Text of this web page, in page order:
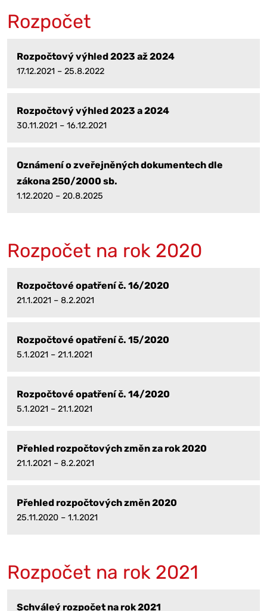
Rozpočet
Rozpočtový výhled 2023 až 2024
17.12.2021 – 25.8.2022
Rozpočtový výhled 2023 a 2024
30.11.2021 – 16.12.2021
Oznámení o zveřejněných dokumentech dle
zákona 250/2000 sb.
1.12.2020 – 20.8.2025
Rozpočet na rok 2020
Rozpočtové opatření č. 16/2020
21.1.2021 – 8.2.2021
Rozpočtové opatření č. 15/2020
5.1.2021 – 21.1.2021
Rozpočtové opatření č. 14/2020
5.1.2021 – 21.1.2021
Přehled rozpočtových změn za rok 2020
21.1.2021 – 8.2.2021
Přehled rozpočtových změn 2020
25.11.2020 – 1.1.2021
Rozpočet na rok 2021
Schváleý rozpočet na rok 2021